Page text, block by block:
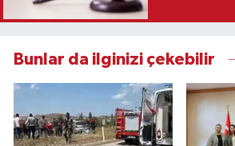
Bunlar da ilginizi çekebilir